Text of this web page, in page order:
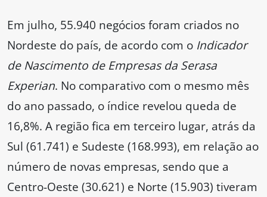
Em julho, 55.940 negócios foram criados no
Nordeste do país, de acordo com o Indicador
de Nascimento de Empresas da Serasa
Experian. No comparativo com o mesmo mês
do ano passado, o índice revelou queda de
16,8%. A região fica em terceiro lugar, atrás da
Sul (61.741) e Sudeste (168.993), em relação ao
número de novas empresas, sendo que a
Centro-Oeste (30.621) e Norte (15.903) tiveram